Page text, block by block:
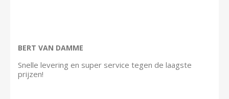
BERT VAN DAMME
Snelle levering en super service tegen de laagste
prijzen!